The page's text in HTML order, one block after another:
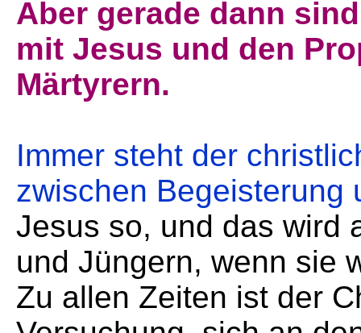
Aber gerade dann
mit Jesus und den
Märtyrern.
Immer steht der
zwischen Begeisterung
Jesus so, und das wird
und Jüngern, wenn sie
Zu allen Zeiten ist der